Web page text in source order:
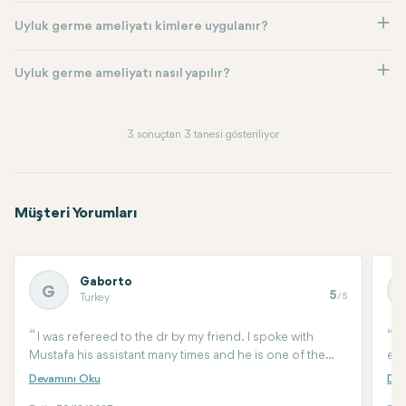
Uyluk germe ameliyatı kimlere uygulanır?
Uyluk germe ameliyatı nasıl yapılır?
3 sonuçtan 3 tanesi gösteriliyor
Müşteri Yorumları
G
Gaborto
Turkey 5/5
I was refereed to the dr by my friend. I spoke with
Mustafa his assistant many times and he is one of the
best you can have. He walked me through of all the